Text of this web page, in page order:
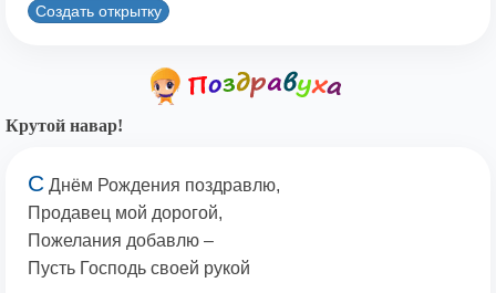
Создать открытку
Крутой навар!
С Днём Рождения поздравлю,
Продавец мой дорогой,
Пожелания добавлю –
Пусть Господь своей рукой